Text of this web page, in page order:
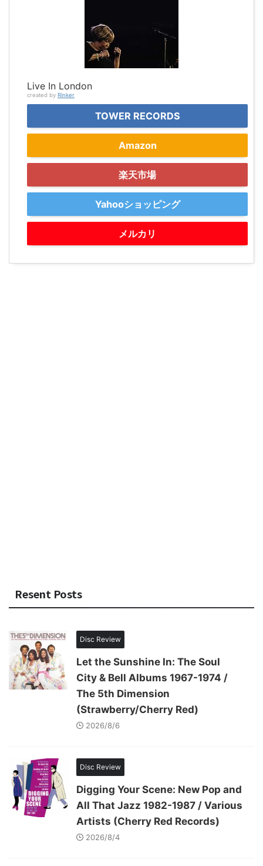
Live In London
created by Rinker
TOWER RECORDS
Amazon
楽天市場
Yahooショッピング
メルカリ
Resent Posts
Disc Review
Let the Sunshine In: The Soul
City & Bell Albums 1967-1974 /
The 5th Dimension
(Strawberry/Cherry Red)
2026/8/6
Disc Review
Digging Your Scene: New Pop and
All That Jazz 1982-1987 / Various
Artists (Cherry Red Records)
2026/8/4